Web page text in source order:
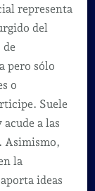
representa
del
de
pero sólo
o
Suele
a las
Asimismo,
la
ideas